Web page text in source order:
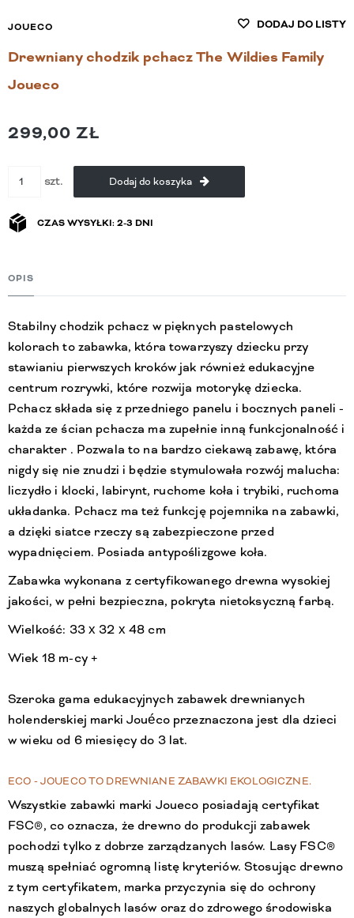
DODAJ DO LISTY
JOUECO
Drewniany chodzik pchacz The Wildies Family
Joueco
299,00 ZŁ
szt. Dodaj do koszyka
CZAS WYSYŁKI: 2-3 DNI
OPIS
Stabilny chodzik pchacz w pięknych pastelowych
kolorach to zabawka, która towarzyszy dziecku przy
stawianiu pierwszych kroków jak również edukacyjne
centrum rozrywki, które rozwija motorykę dziecka.
Pchacz składa się z przedniego panelu i bocznych paneli -
każda ze ścian pchacza ma zupełnie inną funkcjonalność i
charakter . Pozwala to na bardzo ciekawą zabawę, która
nigdy się nie znudzi i będzie stymulowała rozwój malucha:
liczydło i klocki, labirynt, ruchome koła i trybiki, ruchoma
układanka. Pchacz ma też funkcję pojemnika na zabawki,
a dzięki siatce rzeczy są zabezpieczone przed
wypadnięciem. Posiada antypoślizgowe koła.
Zabawka wykonana z certyfikowanego drewna wysokiej
jakości, w pełni bezpieczna, pokryta nietoksyczną farbą.
Wielkość: 33 x 32 x 48 cm
Wiek 18 m-cy +
Szeroka gama edukacyjnych zabawek drewnianych
holenderskiej marki Jouéco przeznaczona jest dla dzieci
w wieku od 6 miesięcy do 3 lat.
ECO - JOUECO TO DREWNIANE ZABAWKI EKOLOGICZNE.
Wszystkie zabawki marki Joueco posiadają certyfikat
FSC®, co oznacza, że drewno do produkcji zabawek
pochodzi tylko z dobrze zarządzanych lasów. Lasy FSC®
muszą spełniać ogromną listę kryteriów. Stosując drewno
z tym certyfikatem, marka przyczynia się do ochrony
naszych globalnych lasów oraz do zdrowego środowiska